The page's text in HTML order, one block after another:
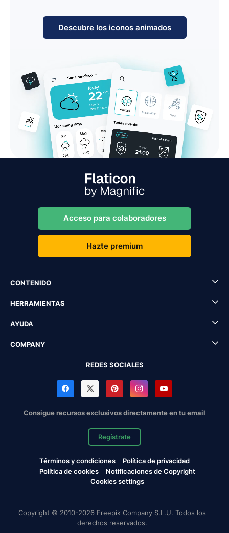
Descubre los iconos animados
Acceso para colaboradores
Hazte premium
CONTENIDO
HERRAMIENTAS
AYUDA
COMPANY
REDES SOCIALES
Consigue recursos exclusivos directamente en tu email
Regístrate
Términos y condiciones
Política de privacidad
Política de cookies
Notificaciones de Copyright
Cookies settings
Copyright © 2010-2026 Freepik Company S.L.U. Todos los
derechos reservados.